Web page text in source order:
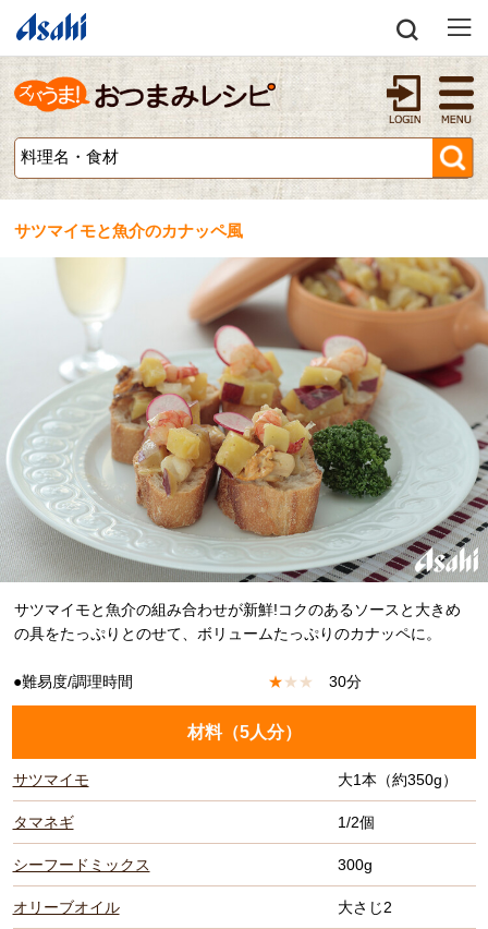
サツマイモと魚介のカナッペ風
サツマイモと魚介の組み合わせが新鮮!コクのあるソースと大きめ
の具をたっぷりとのせて、ボリュームたっぷりのカナッペに。
●難易度/調理時間 ★★ ★ 30分
材料（5人分）
サツマイモ 大1本（約350g）
タマネギ 1/2個
シーフードミックス 300g
オリーブオイル 大さじ2